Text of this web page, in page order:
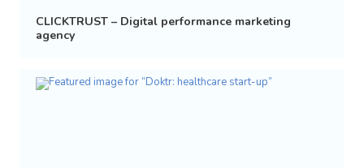
CLICKTRUST – Digital performance marketing
agency